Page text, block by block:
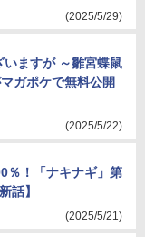
(2025/5/29)
いますが ～雛宮蝶鼠
ガポケで無料公開
(2025/5/22)
％！「ナキナギ」第
話】
(2025/5/21)